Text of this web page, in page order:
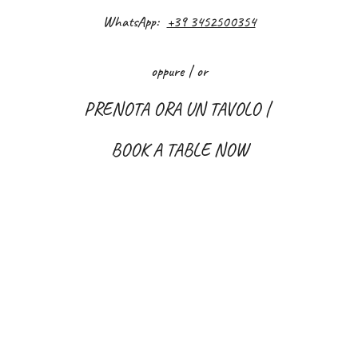
WhatsApp: +39 3452500354
oppure | or
PRENOTA ORA UN TAVOLO |
BOOK A TABLE NOW